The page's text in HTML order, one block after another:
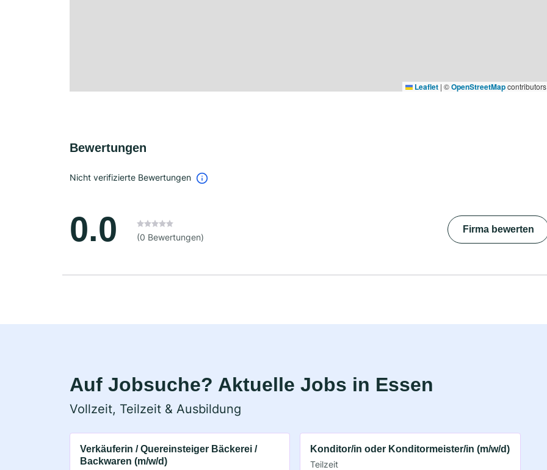
Leaflet | ©OpenStreetMapcontributors
Bewertungen
Nicht verifizierte Bewertungen
0.0 (0 Bewertungen)
Firma bewerten
Auf Jobsuche? Aktuelle Jobs in Essen
Vollzeit, Teilzeit & Ausbildung
Verkäuferin / Quereinsteiger Bäckerei /
Backwaren (m/w/d)
Konditor/in oder Konditormeister/in (m/w/d)
Teilzeit